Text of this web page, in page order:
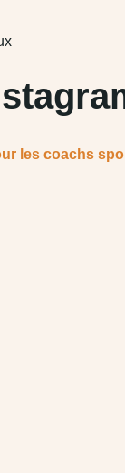
les coachs